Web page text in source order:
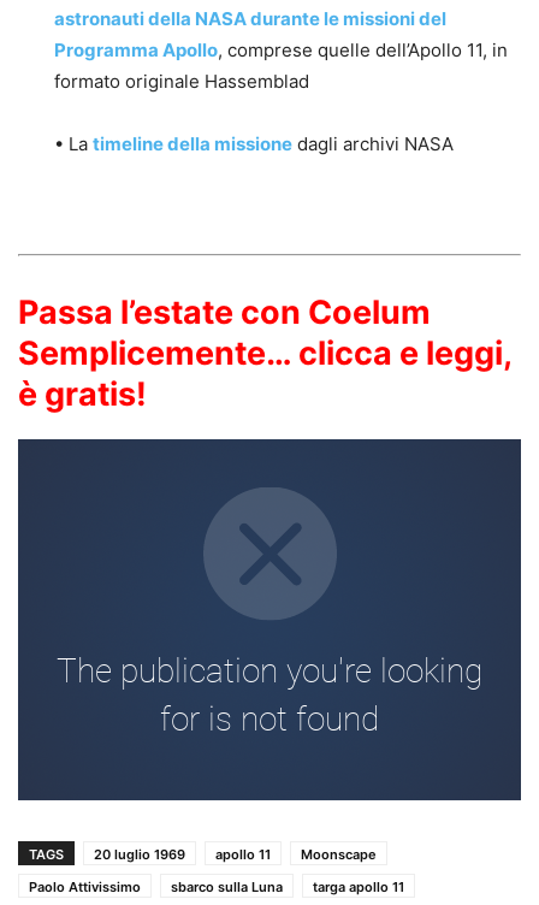
astronauti della NASA durante le missioni del
Programma Apollo, comprese quelle dell’Apollo 11, in
formato originale Hassemblad
• La timeline della missione dagli archivi NASA
Passa l’estate con Coelum
Semplicemente… clicca e leggi,
è gratis!
TAGS 20 luglio 1969 apollo 11
Moonscape
Paolo Attivissimo
sbarco sulla Luna targa apollo 11